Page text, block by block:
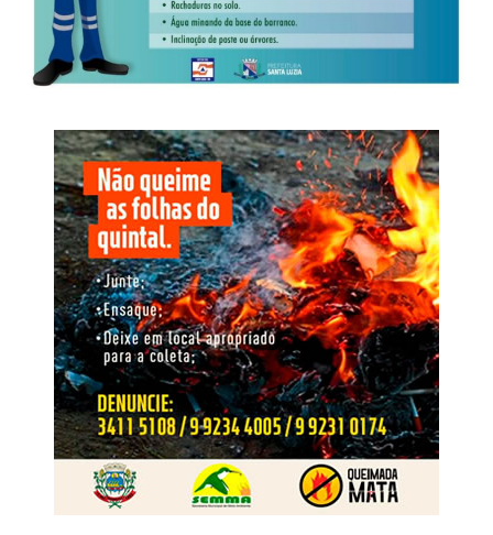
Na composição do recorte, as mulheres representam
52,6% dos entrevistados; a maior faixa etária é a de 45 a
59 anos, com 26,1%; 49% têm ensino médio completo ou
e cinco salários mínimos. A pesquisa foi distribuída pelas
sete regiões de Mato Grosso. A Centro-Sul, onde estão
Cuiabá e Várzea Grande, concentra 37,6% da amostra,
seguida pelo Sudeste, com 18,7%, e pelo Médio Norte,
com 14,1%.
Vale lembrar que nessas eleições, Mato Grosso elegerá
24 deputados estaduais. A votaçãoocorreem 4 de
outubro, e os eleitos assumem os mandatos em 1º de
fevereiro de 2027.
Vereador por dois mandatos, prefeito de Primavera do
Leste entre 2017 e 2024 e ex-presidente da Associação
Mato-grossense dos Municípios, Léo Bortolin chega à
disputa estadual com trajetória construída na gestão